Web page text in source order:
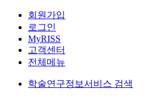
회원가입
로그인
MyRISS
고객센터
전체메뉴
학술연구정보서비스 검색